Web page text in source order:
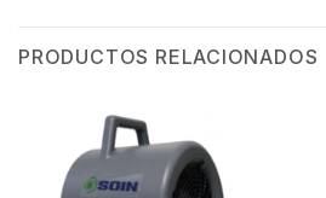
PRODUCTOS RELACIONADOS